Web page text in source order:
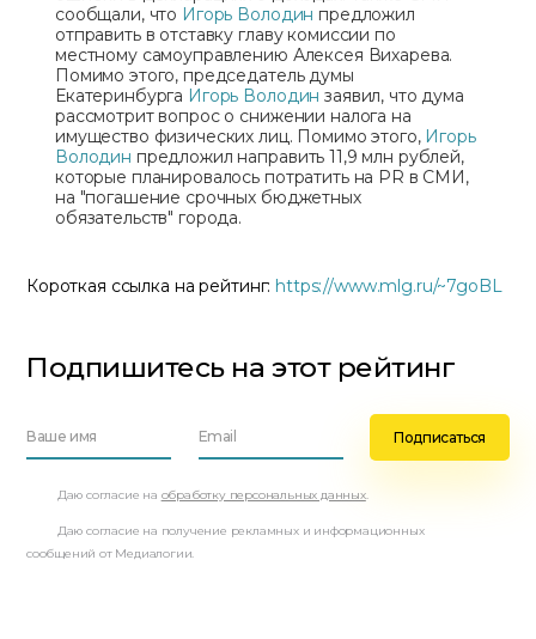
сообщали, что Игорь Володин предложил
отправить в отставку главу комиссии по
местному самоуправлению Алексея Вихарева.
Помимо этого, председатель думы
Екатеринбурга Игорь Володин заявил, что дума
рассмотрит вопрос о снижении налога на
имущество физических лиц. Помимо этого, Игорь
Володин предложил направить 11,9 млн рублей,
которые планировалось потратить на PR в СМИ,
на "погашение срочных бюджетных
обязательств" города.
Короткая ссылка на рейтинг: https://www.mlg.ru/~7goBL
Подпишитесь на этот рейтинг
Даю согласие на обработку персональных данных.
Даю согласие на получение рекламных и информационных
сообщений от Медиалогии.